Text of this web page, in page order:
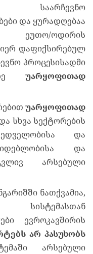
საარჩევნო
და ყურადღებაა
ოდირის
დაფიქსირებულ
პროცესისადმი
უარყოფითად
უარყოფითად
სხვა სექტორების
და
და
არსებული
ნათქვამია,
ევროკავშირის
არ პასუხობს
არსებული